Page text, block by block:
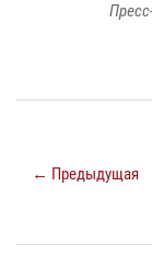
← Предыдущая